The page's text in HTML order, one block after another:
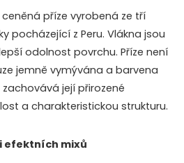
příze vyrobená ze tří
pocházející z Peru. Vlákna jsou
odolnost povrchu. Příze není
jemně vymývána a barvena
její přirozené
a charakteristickou strukturu.
efektních mixů